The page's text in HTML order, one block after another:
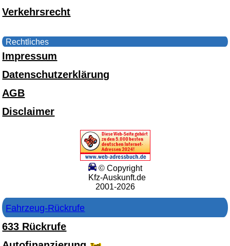
Verkehrsrecht
Rechtliches
Impressum
Datenschutzerklärung
AGB
Disclaimer
© Copyright
Kfz-Auskunft.de
2001-2026
Fahrzeug-Rückrufe
633 Rückrufe